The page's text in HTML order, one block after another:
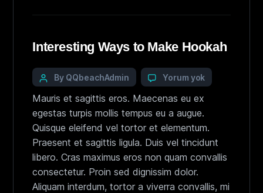
Interesting Ways to Make Hookah
By QQbeachAdmin Yorum yok
Mauris et sagittis eros. Maecenas eu ex
egestas turpis mollis tempus eu a augue.
Quisque eleifend vel tortor et elementum.
Praesent et sagittis ligula. Duis vel tincidunt
libero. Cras maximus eros non quam convallis
consectetur. Proin sed dignissim dolor.
Aliquam interdum, tortor a viverra convallis, mi